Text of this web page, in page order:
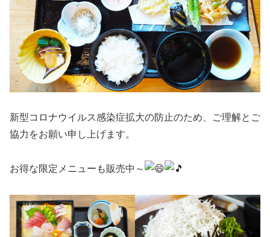
新型コロナウイルス感染症拡大の防止のため、ご理解とご
協力をお願い申し上げます。
お得な限定メニューも販売中～